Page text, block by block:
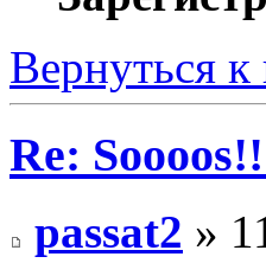
Вернуться к
Re:
passat2 »